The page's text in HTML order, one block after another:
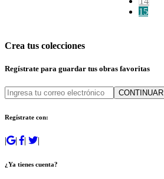
15
Crea tus colecciones
Regístrate para guardar tus obras favoritas
CONTINUAR
Regístrate con:
| | | |
¿Ya tienes cuenta?